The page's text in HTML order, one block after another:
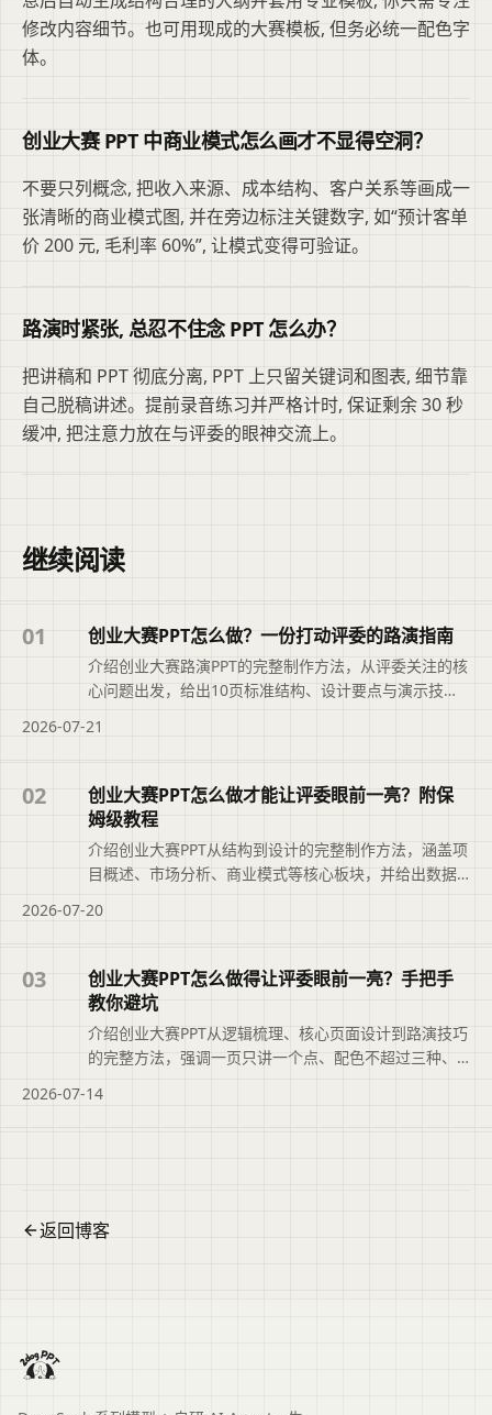
修改内容细节。也可用现成的大赛模板, 但务必统一配色字
体。
创业大赛 PPT 中商业模式怎么画才不显得空洞？
不要只列概念, 把收入来源、成本结构、客户关系等画成一
张清晰的商业模式图, 并在旁边标注关键数字, 如“预计客单
价 200 元, 毛利率 60%”, 让模式变得可验证。
路演时紧张, 总忍不住念 PPT 怎么办？
把讲稿和 PPT 彻底分离, PPT 上只留关键词和图表, 细节靠
自己脱稿讲述。提前录音练习并严格计时, 保证剩余 30 秒
缓冲, 把注意力放在与评委的眼神交流上。
继续阅读
01 创业大赛PPT怎么做？一份打动评委的路演指南
介绍创业大赛路演PPT的完整制作方法，从评委关注的核
心问题出发，给出10页标准结构、设计要点与演示技
稿，提升路演表现力。摘要依据现有标题与正文整理，
户快速判断文章是否符合当前需求，再进入原文查看完
整上下文。
2026-07-21
02
创业大赛PPT怎么做才能让评委眼前一亮？附保
姆级教程
介绍创业大赛PPT从结构到设计的完整制作方法，涵盖项
目概述、市场分析、商业模式等核心板块，并给出数据
限时间内清晰传递项目价值，提升评委认可度。摘要依
关注的信息，帮助用户快速判断文章是否符合当前需
求，再查看完整原文。
2026-07-20
03
创业大赛PPT怎么做得让评委眼前一亮？手把手
教你避坑
介绍创业大赛PPT从逻辑梳理、核心页面设计到路演技巧
的完整方法，强调一页只讲一个点、配色不超过三种、
纲初稿，帮助参赛者把省下的时间用于打磨商业模式和
2026-07-14
返回博客